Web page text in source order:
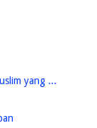
yang ...